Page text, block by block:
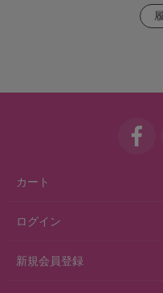
カート
ログイン
新規会員登録